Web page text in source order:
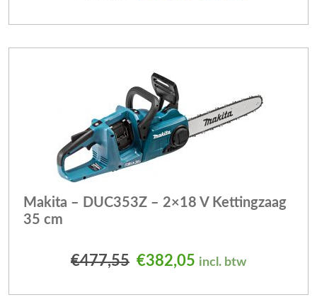
Makita – DUC353Z – 2×18 V Kettingzaag
35 cm
€477,55 Oorspronkelijke prijs
€382,05 Huidige prijs is:
incl. btw